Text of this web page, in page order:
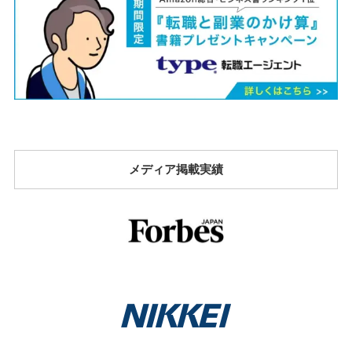
メディア掲載実績